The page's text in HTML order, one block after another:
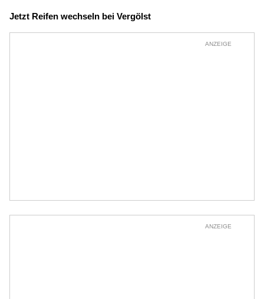
Jetzt Reifen wechseln bei Vergölst
ANZEIGE
ANZEIGE